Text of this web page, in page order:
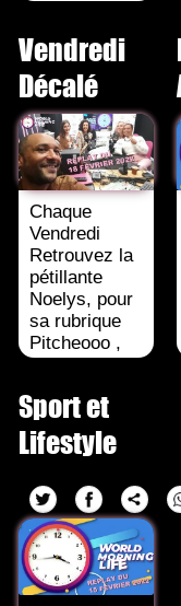
Vendredi
Décalé
Chaque
Vendredi
Retrouvez la
pétillante
Noelys, pour
sa rubrique
Pitcheooo ,
ambiance
America
Latina , pour
Sport et
Lifestyle